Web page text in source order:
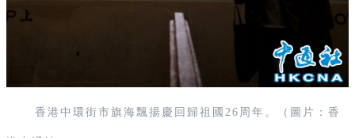
香港中環街市旗海飄揚慶回歸祖國26周年 。（圖片：香